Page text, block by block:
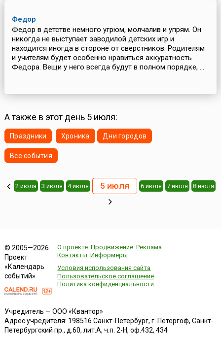
Федор
Федор в детстве немного угрюм, молчалив и упрям. Он
никогда не выступает заводилой детских игр и
находится иногда в стороне от сверстников. Родителям
и учителям будет особенно нравиться аккуратность
Федора. Вещи у него всегда будут в полном порядке, ...
А также в этот день 5 июля:
Праздники Хроника Дни городов
Все события
2 июля 3 июля 4 июля 5 июля 6 июля 7 июля 8 июля
© 2005—2026
Проект
«Календарь
событий»
О проекте Продвижение Реклама
Контакты Информеры
Условия использования сайта
Пользовательское соглашение
Политика конфиденциальности
Учредитель — ООО «Квантор»
Адрес учредителя: 198516 Санкт-Петербург, г. Петергоф, Санкт-
Петербургский пр., д.60, лит.А, ч.п. 2-Н, оф.432, 434